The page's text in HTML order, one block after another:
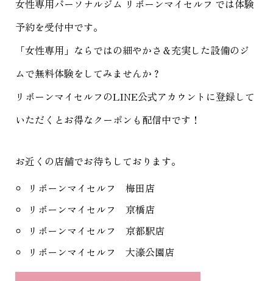
女性専用パーソナルジム リボーンマイセルフ では体験
予約を受付中です。
「女性専用」ならではの細やかさ＆充実した設備のジ
ムで無料体験をしてみませんか？
リボーンマイセルフのLINE公式アカウントに登録して
いただくとお得なクーポンも配信中です！
お近くの店舗でお待ちしております。
リボーンマイセルフ 梅田店
リボーンマイセルフ 京橋店
リボーンマイセルフ 京都駅店
リボーンマイセルフ 大濠公園店